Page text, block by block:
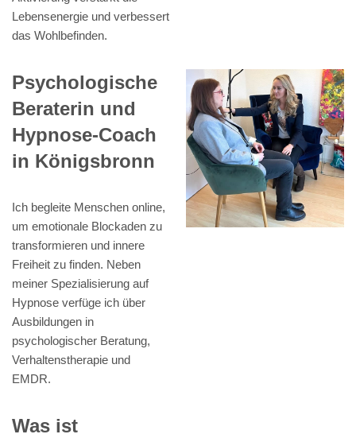
Lebensenergie und verbessert
das Wohlbefinden.
Psychologische
Beraterin und
Hypnose-Coach
in Königsbronn
Ich begleite Menschen online,
um emotionale Blockaden zu
transformieren und innere
Freiheit zu finden. Neben
meiner Spezialisierung auf
Hypnose verfüge ich über
Ausbildungen in
psychologischer Beratung,
Verhaltenstherapie und
EMDR.
Was ist